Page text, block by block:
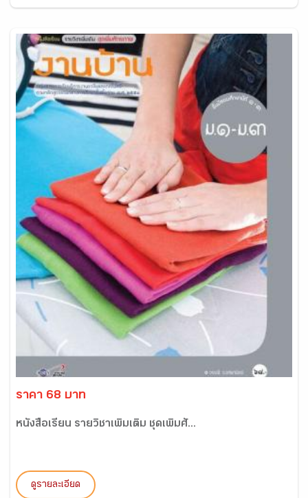
ราคา 68 บาท
หนังสือเรียน รายวิชาเพิ่มเติม ชุดเพิ่มศั...
ดูรายละเอียด